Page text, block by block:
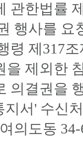
관한법률
행사를 요
령 제317
을 제외한
의결권을
지서' 수신처
의도동